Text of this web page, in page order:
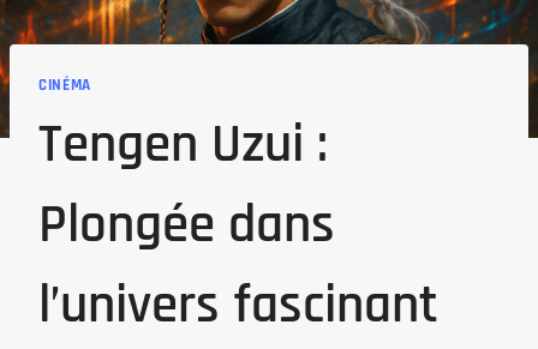
CINÉMA
Tengen Uzui :
Plongée dans
l’univers fascinant